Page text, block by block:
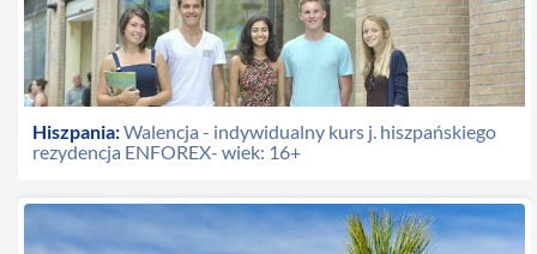
Hiszpania:Walencja - indywidualny kurs j. hiszpańskiego
rezydencja ENFOREX- wiek: 16+